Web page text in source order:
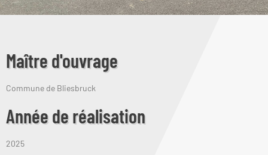
Maître d'ouvrage
Commune de Bliesbruck
Année de réalisation
2025